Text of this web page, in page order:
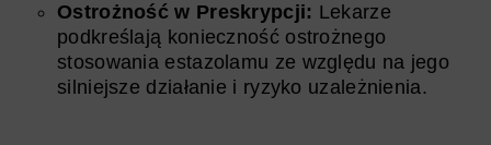
Ostrożność w Preskrypcji: Lekarze
podkreślają konieczność ostrożnego
stosowania estazolamu ze względu na jego
silniejsze działanie i ryzyko uzależnienia.